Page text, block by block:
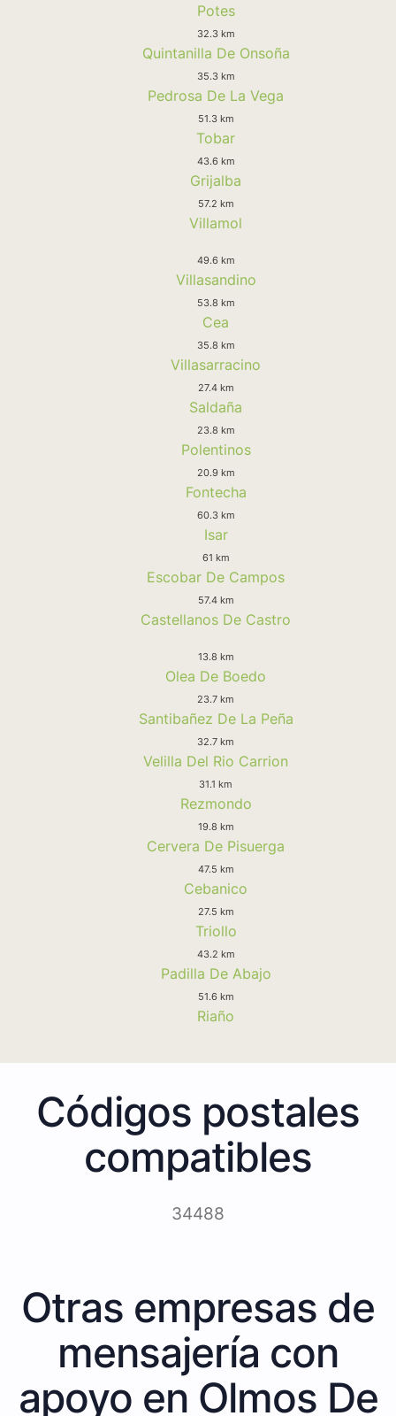
Potes
32.3 km
Quintanilla De Onsoña
35.3 km
Pedrosa De La Vega
51.3 km
Tobar
43.6 km
Grijalba
57.2 km
Villamol
49.6 km
Villasandino
53.8 km
Cea
35.8 km
Villasarracino
27.4 km
Saldaña
23.8 km
Polentinos
20.9 km
Fontecha
60.3 km
Isar
61 km
Escobar De Campos
57.4 km
Castellanos De Castro
13.8 km
Olea De Boedo
23.7 km
Santibañez De La Peña
32.7 km
Velilla Del Rio Carrion
31.1 km
Rezmondo
19.8 km
Cervera De Pisuerga
47.5 km
Cebanico
27.5 km
Triollo
43.2 km
Padilla De Abajo
51.6 km
Riaño
Códigos postales
compatibles
34488
Otras empresas de
mensajería con
apoyo en Olmos De